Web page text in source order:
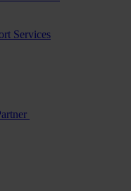
Services